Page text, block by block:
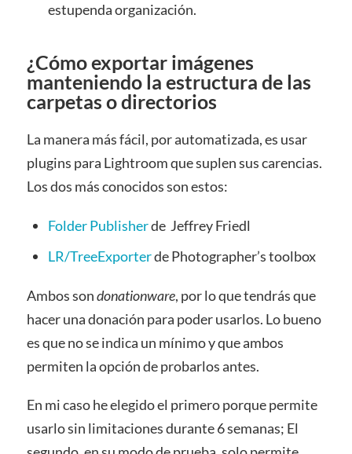
estupenda organización.
¿Cómo exportar imágenes
manteniendo la estructura de las
carpetas o directorios
La manera más fácil, por automatizada, es usar
plugins para Lightroom que suplen sus carencias.
Los dos más conocidos son estos:
Folder Publisherde Jeffrey Friedl
LR/TreeExporterde Photographer’s toolbox
Ambos sondonationware, por lo que tendrás que
hacer una donación para poder usarlos. Lo bueno
es que no se indica un mínimo y que ambos
permiten la opción de probarlos antes.
En mi caso he elegido el primero porque permite
usarlo sin limitaciones durante 6 semanas; El